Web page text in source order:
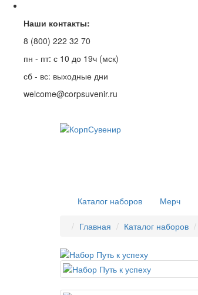
Наши контакты:
8 (800) 222 32 70
пн - пт: с 10 до 19ч (мск)
сб - вс: выходные дни
welcome@corpsuvenir.ru
Каталог наборов Мерч
Главная Каталог наборов